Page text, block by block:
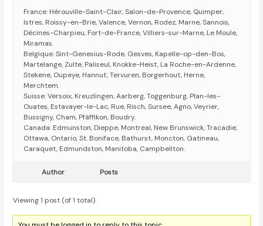
France: Hérouville-Saint-Clair, Salon-de-Provence, Quimper,
Istres, Roissy-en-Brie, Valence, Vernon, Rodez, Marne, Sannois,
Décines-Charpieu, Fort-de-France, Villiers-sur-Marne, Le Moule,
Miramas.
Belgique: Sint-Genesius-Rode, Gesves, Kapelle-op-den-Bos,
Martelange, Zulte, Paliseul, Knokke-Heist, La Roche-en-Ardenne,
Stekene, Oupeye, Hannut, Tervuren, Borgerhout, Herne,
Merchtem.
Suisse: Versoix, Kreuzlingen, Aarberg, Toggenburg, Plan-les-
Ouates, Estavayer-le-Lac, Rue, Risch, Sursee, Agno, Veyrier,
Bussigny, Cham, Pfäffikon, Boudry.
Canada: Edmunston, Dieppe, Montreal, New Brunswick, Tracadie,
Ottawa, Ontario, St. Boniface, Bathurst, Moncton, Gatineau,
Caraquet, Edmundston, Manitoba, Campbellton.
Author Posts
Viewing 1 post (of 1 total)